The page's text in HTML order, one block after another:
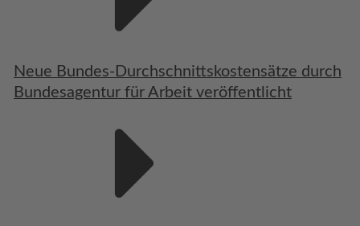
Neue Bundes-Durchschnittskostensätze durch
Bundesagentur für Arbeit veröffentlicht